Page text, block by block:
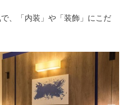
、「内装」や「装飾」にこだ